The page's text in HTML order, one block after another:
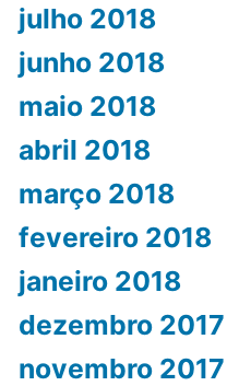
julho 2018
junho 2018
maio 2018
abril 2018
março 2018
fevereiro 2018
janeiro 2018
dezembro 2017
novembro 2017